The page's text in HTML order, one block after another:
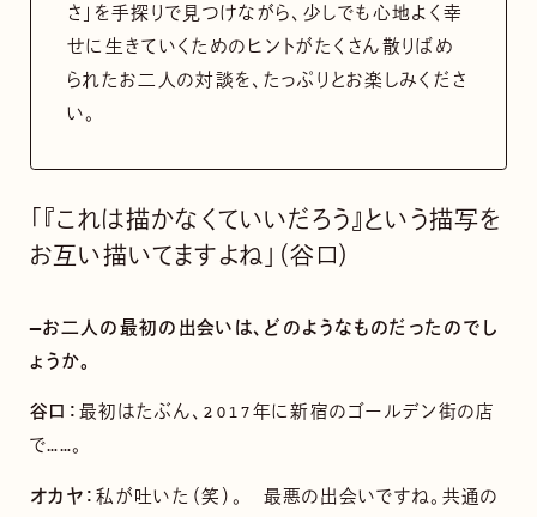
さ」を手探りで見つけながら、少しでも心地よく幸
せに生きていくためのヒントがたくさん散りばめ
られたお二人の対談を、たっぷりとお楽しみくださ
い。
「『これは描かなくていいだろう』という描写を
お互い描いてますよね」（谷口）
—お二人の最初の出会いは、どのようなものだったのでし
ょうか。
谷口：最初はたぶん、2017年に新宿のゴールデン街の店
で……。
オカヤ：私が吐いた（笑）。 最悪の出会いですね。共通の